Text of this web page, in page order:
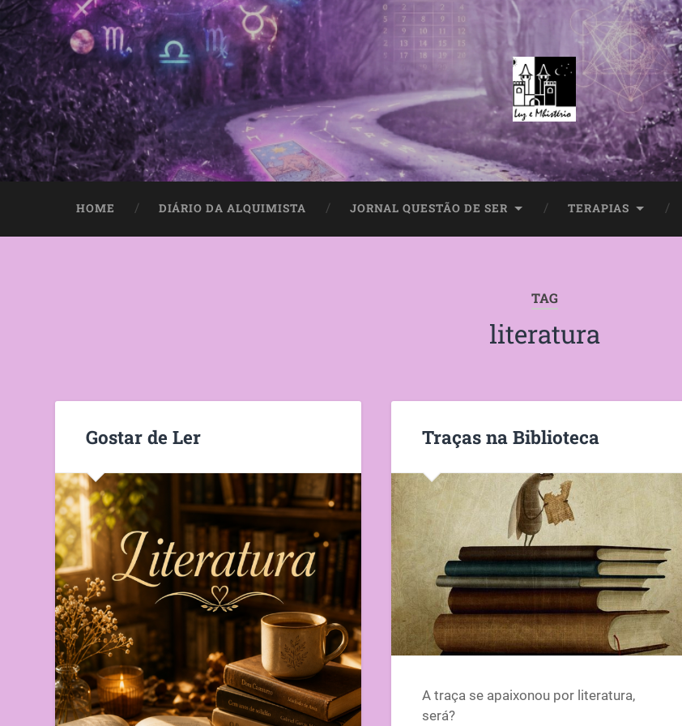
HOME DIÁRIO DA ALQUIMISTA JORNAL QUESTÃO DE SER TERAPIAS
TAG
literatura
Gostar de Ler Traças na Biblioteca
A traça se apaixonou por literatura,
será?